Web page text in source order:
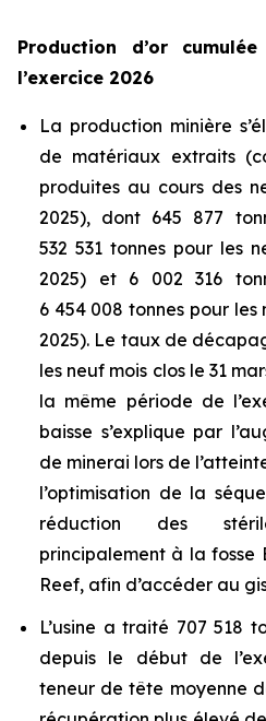
Production d’or
l’exercice 2026
La production minière
de matériaux extraits
produites au cours des
2025), dont 645 877
532 531 tonnes pour les
2025) et 6 002 316
6 454 008 tonnes pour les
2025). Le taux de
les neuf mois clos le 31
la même période de
baisse s’explique par
de minerai lors de
l’optimisation de la
réduction des
principalement à la fosse
Reef, afin d’accéder au
L’usine a traité 707 518
depuis le début de
teneur de tête moyenne